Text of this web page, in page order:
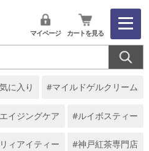
に入り #マイルドゲルクリーム
イジングケア #ルイボスティー
ィアイティー #神戸紅茶専門店
マイページ カートを見る